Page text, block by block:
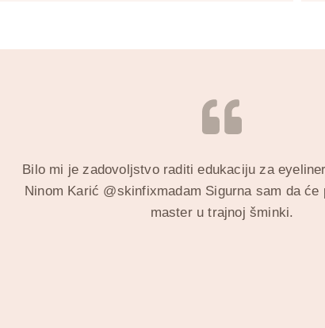
Bilo mi je zadovoljstvo raditi edukaciju za
Ninom Karić @skinfixmadam Sigurna sam da će
master u trajnoj šminki.